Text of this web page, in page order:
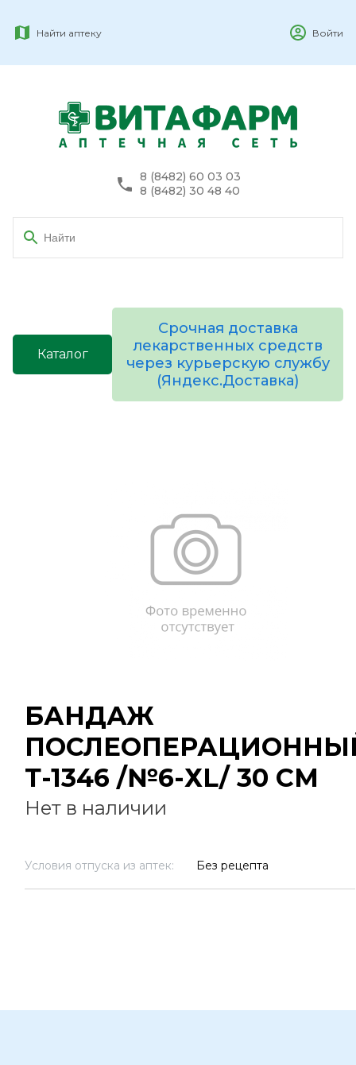
Найти аптеку Войти
8 (8482) 60 03 03
8 (8482) 30 48 40
Каталог
Срочная доставка
лекарственных средств
через курьерскую службу
(Яндекс.Доставка)
БАНДАЖ
Т-1346 /№6-ХL/ 30 СМ
Нет в наличии
Условия отпуска из аптек: Без рецепта